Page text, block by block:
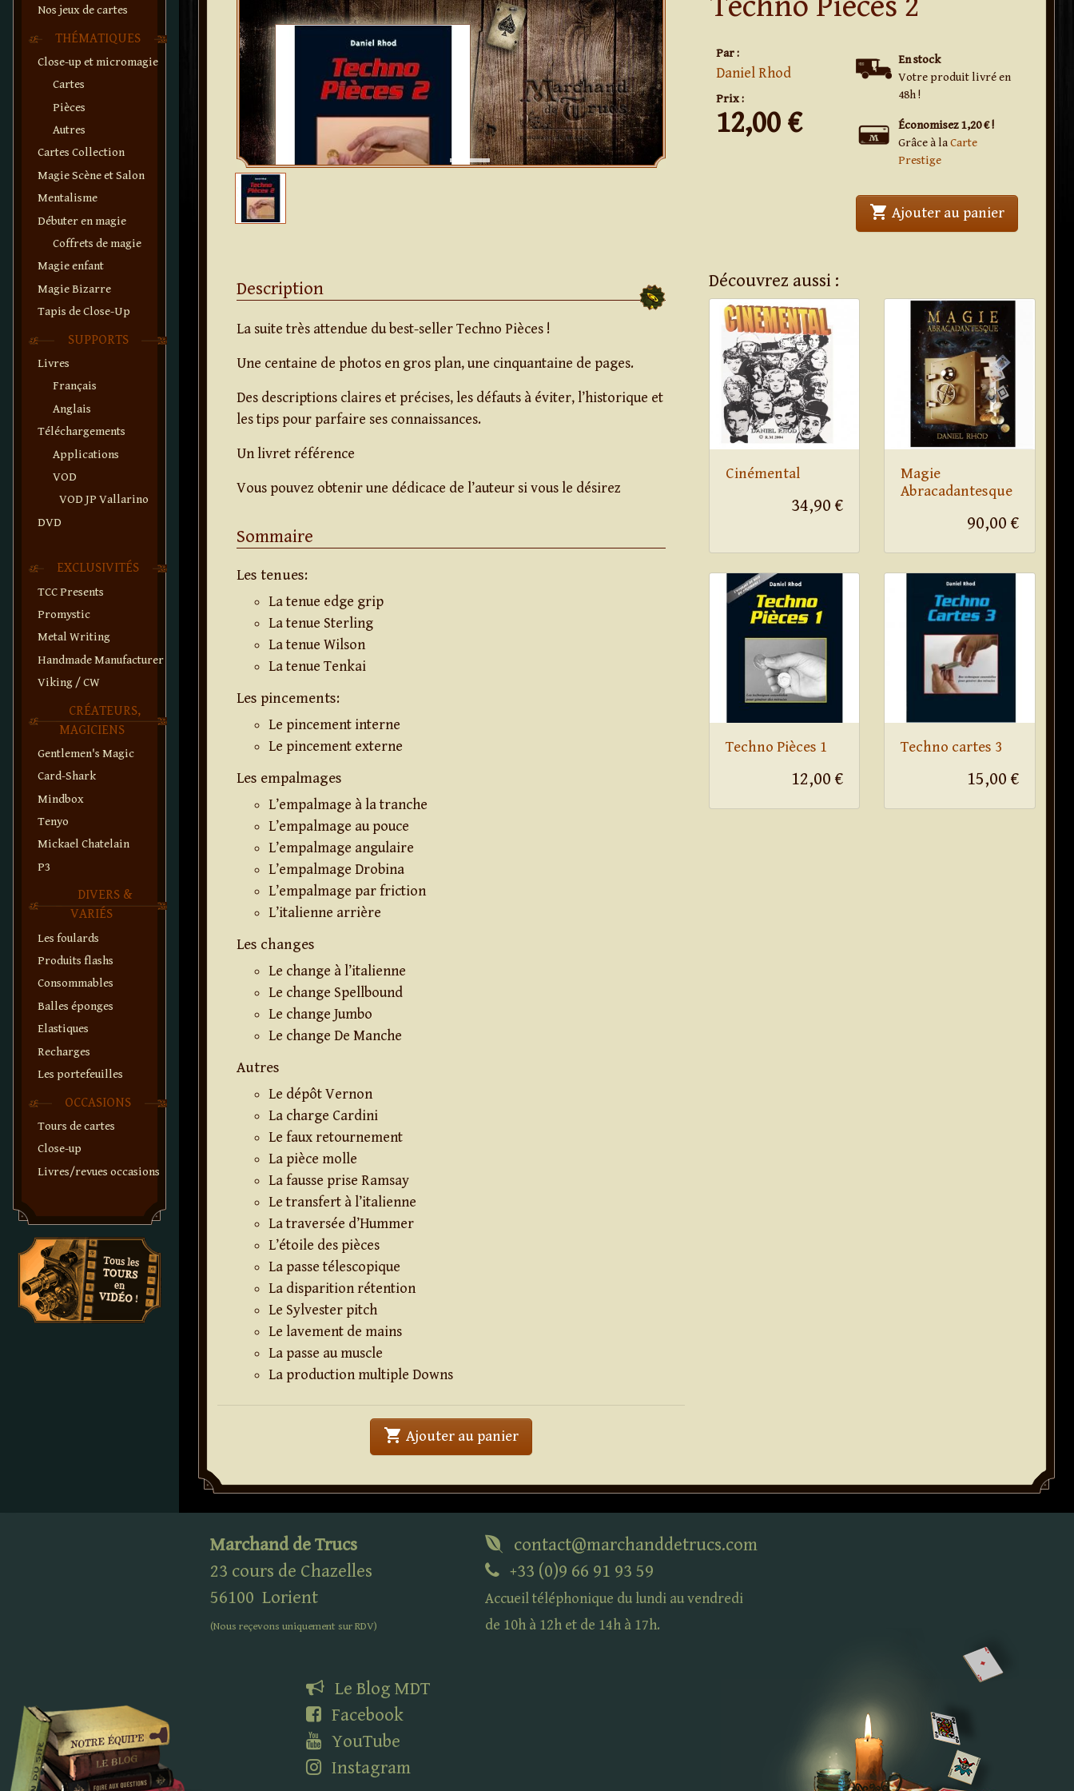
Nos jeux de cartes
THÉMATIQUES
Close-up et micromagie
Cartes
Pièces
Autres
Cartes Collection
Magie Scène et Salon
Mentalisme
Débuter en magie
Coffrets de magie
Magie enfant
Magie Bizarre
Tapis de Close-Up
SUPPORTS
Livres
Français
Anglais
Téléchargements
Applications
VOD
VOD JP Vallarino
DVD
EXCLUSIVITÉS
TCC Presents
Promystic
Metal Writing
Handmade Manufacturer
Viking / CW
CRÉATEURS,
MAGICIENS
Gentlemen's Magic
Card-Shark
Mindbox
Tenyo
Mickael Chatelain
P3
DIVERS &
VARIÉS
Les foulards
Produits flashs
Consommables
Balles éponges
Elastiques
Recharges
Les portefeuilles
OCCASIONS
Tours de cartes
Close-up
Livres/revues occasions
Par :
Daniel Rhod
Prix :
12,00 €
En stock
Votre produit livré en
48h !
Économisez 1,20 € !
Grâce à laCarte
Prestige
shopping_cart Ajouter au panier' . Techno
Description
La suite très attendue du best-seller Techno Pièces !
Une centaine de photos en gros plan, une cinquantaine de pages.
Des descriptions claires et précises, les défauts à éviter, l’historique et
les tips pour parfaire ses connaissances.
Un livret référence
Vous pouvez obtenir une dédicace de l’auteur si vous le désirez
Sommaire
Les tenues:
La tenue edge grip
La tenue Sterling
La tenue Wilson
La tenue Tenkai
Les pincements:
Le pincement interne
Le pincement externe
Les empalmages
L’empalmage à la tranche
L’empalmage au pouce
L’empalmage angulaire
L’empalmage Drobina
L’empalmage par friction
L’italienne arrière
Les changes
Le change à l’italienne
Le change Spellbound
Le change Jumbo
Le change De Manche
Autres
Le dépôt Vernon
La charge Cardini
Le faux retournement
La pièce molle
La fausse prise Ramsay
Le transfert à l’italienne
La traversée d’Hummer
L’étoile des pièces
La passe télescopique
La disparition rétention
Le Sylvester pitch
Le lavement de mains
La passe au muscle
La production multiple Downs
shopping_cart Ajouter au panier' . Techno Pièces 2 . '
Découvrez aussi :
Cinémental
34,90 €
Magie
Abracadantesque
90,00 €
Techno Pièces 1
12,00 €
Techno cartes 3
15,00 €
Marchand de Trucs
23 cours de Chazelles
56100 Lorient
(Nous reçevons uniquement surRDV)
contact@marchanddetrucs.com
+33 (0)9 66 91 93 59
Accueil téléphonique du lundi au vendredi
de 10h à 12h et de 14h à 17h.
Le Blog MDT
Facebook
YouTube
Instagram